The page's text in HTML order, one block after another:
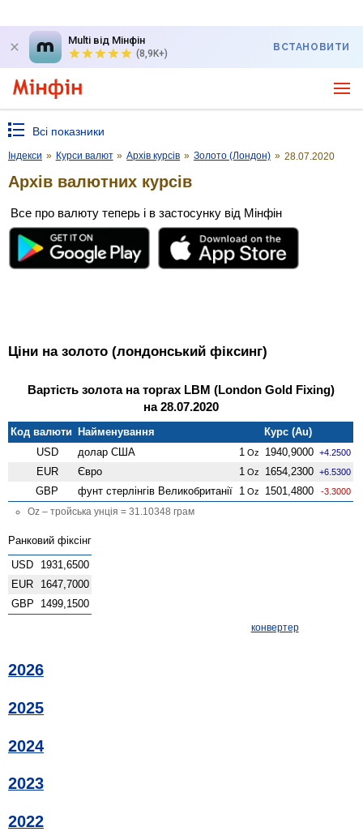
Multi від Мінфін
(8,9K+)
ВСТАНОВИТИ
Всі показники
Індекси » Курси валют » Архів курсів » Золото (Лондон) » 28.07.2020
Архів валютних курсів
Все про валюту теперь і в застосунку від Мінфін
Ціни на золото (лондонський фіксинг)
Вартість золота на торгах LBM (London Gold Fixing)
на 28.07.2020
Код валюти Найменування
Курс (Au)
USD
долар США 1 Oz 1940,9000 +4.2500
EUR Євро 1 Oz 1654,2300 +6.5300
GBP фунт стерлінгів Велико­британії 1 Oz 1501,4800 -3.3000
Oz – тройська унція = 31.10348 грам
Ранковий фіксінг
USD
1931,6500
EUR
1647,7000
GBP
1499,1500
конвертер
2026
2025
2024
2023
2022